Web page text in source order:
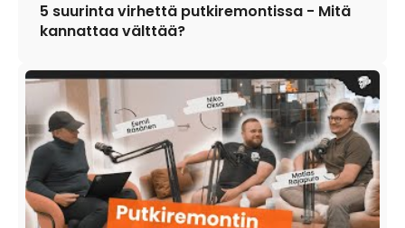
5 suurinta virhettä putkiremontissa - Mitä
kannattaa välttää?